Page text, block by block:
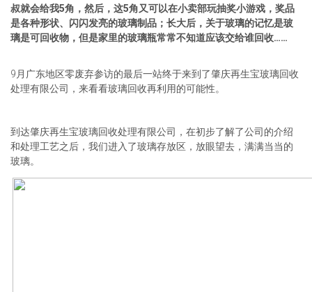
叔就会给我5角，然后，这5角又可以在小卖部玩抽奖小游戏，奖品
是各种形状、闪闪发亮的玻璃制品；长大后，关于玻璃的记忆是玻
璃是可回收物，但是家里的玻璃瓶常常不知道应该交给谁回收……
9月广东地区零废弃参访的最后一站终于来到了肇庆再生宝玻璃回收
处理有限公司，来看看玻璃回收再利用的可能性。
到达肇庆再生宝玻璃回收处理有限公司，在初步了解了公司的介绍
和处理工艺之后，我们进入了玻璃存放区，放眼望去，满满当当的
玻璃。